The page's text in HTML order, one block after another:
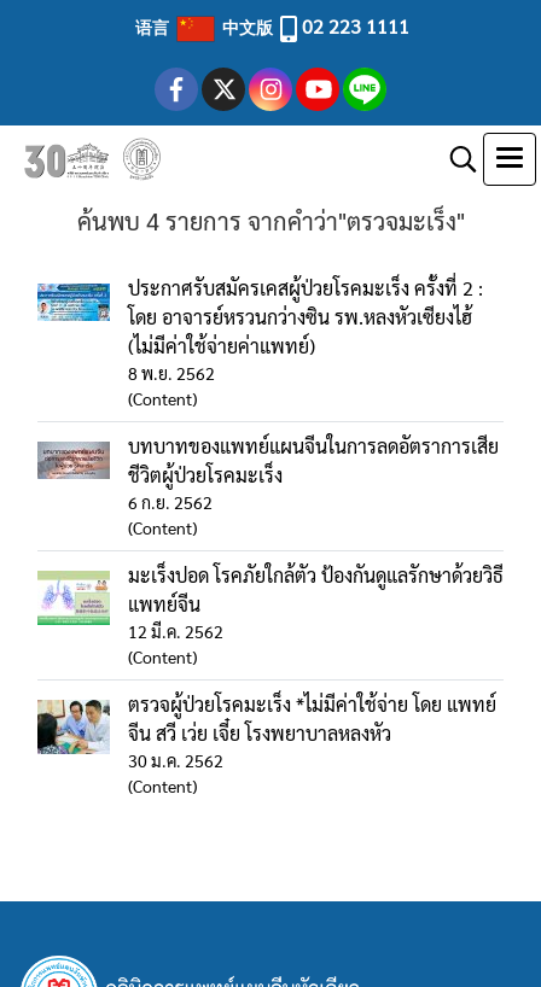
语言 中文版 02 223 1111
ค้นพบ 4 รายการ จากคำว่า"ตรวจมะเร็ง"
ประกาศรับสมัครเคสผู้ป่วยโรคมะเร็ง ครั้งที่ 2 :
โดย อาจารย์หรวนกว่างซิน รพ.หลงหัวเซียงไฮ้
(ไม่มีค่าใช้จ่ายค่าแพทย์)
8 พ.ย. 2562
(Content)
บทบาทของแพทย์แผนจีนในการลดอัตราการเสีย
ชีวิตผู้ป่วยโรคมะเร็ง
6 ก.ย. 2562
(Content)
มะเร็งปอด โรคภัยใกล้ตัว ป้องกันดูแลรักษาด้วยวิธี
แพทย์จีน
12 มี.ค. 2562
(Content)
ตรวจผู้ป่วยโรคมะเร็ง *ไม่มีค่าใช้จ่าย โดย แพทย์
จีน สวี เว่ย เจี๋ย โรงพยาบาลหลงหัว
30 ม.ค. 2562
(Content)